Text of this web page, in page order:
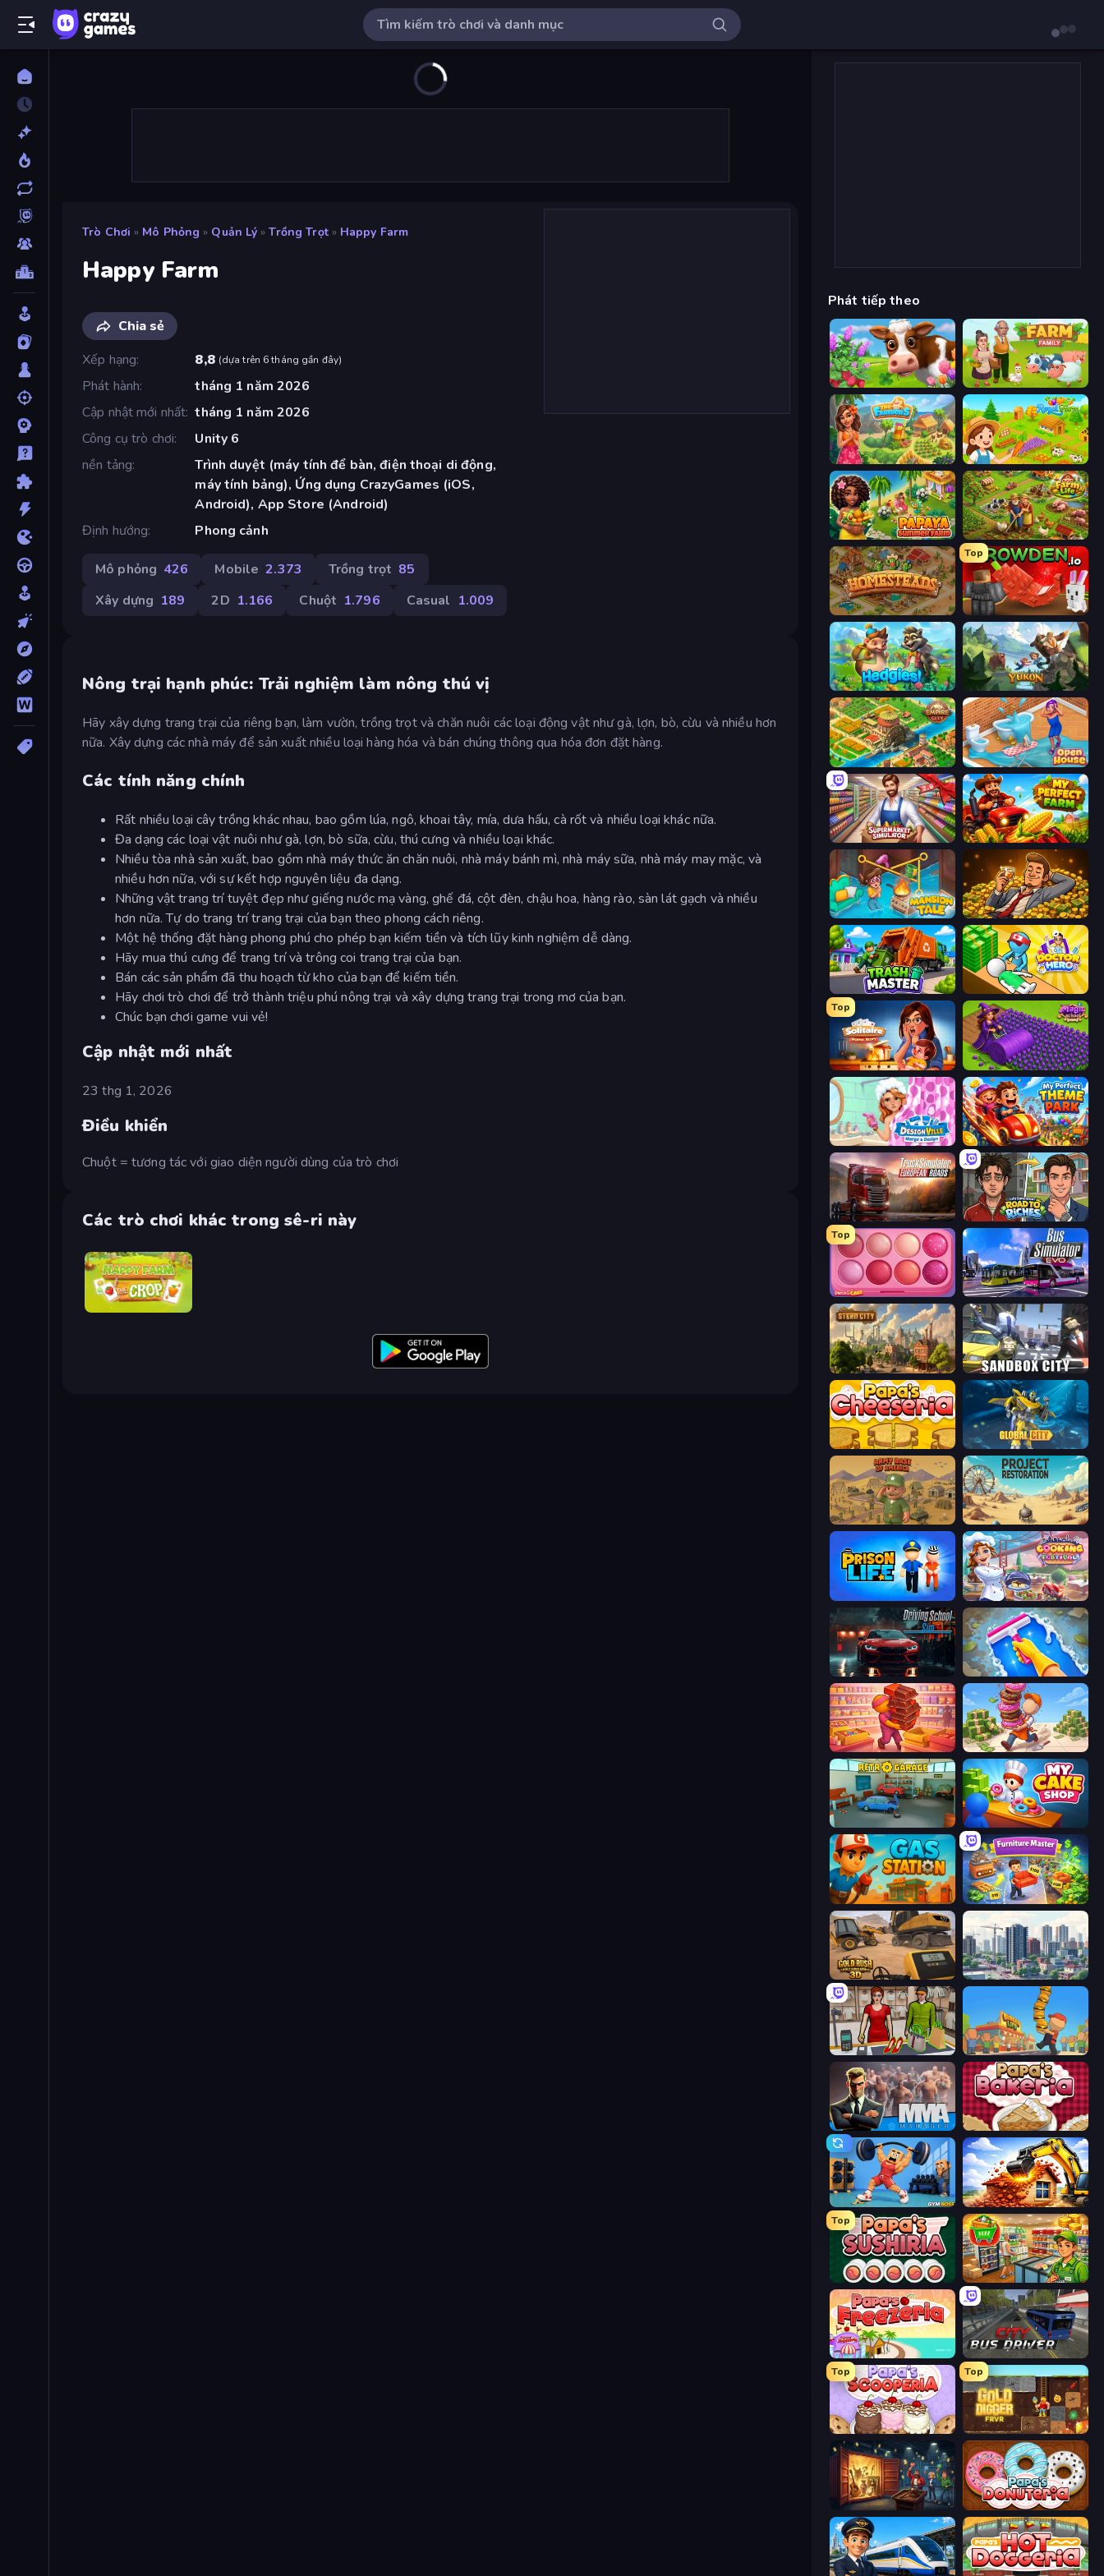
Trò Chơi » Mô Phỏng » Quản Lý » Trồng Trọt » Happy Farm
Happy Farm
Chia sẻ
Xếp hạng
8,8 (dựa trên 6 tháng gần đây)
Phát hành
tháng 1 năm 2026
Cập nhật mới nhất tháng 1 năm 2026
Công cụ trò chơi
Unity 6
nền tảng
Trình duyệt (máy tính để bàn, điện thoại di động,
máy tính bảng), Ứng dụng CrazyGames (iOS,
Android), App Store (Android)
Định hướng
Phong cảnh
Mô phỏng 426 Mobile 2.373 Trồng trọt 85
Xây dựng 189 2D 1.166 Chuột 1.796 Casual 1.009
Nông trại hạnh phúc: Trải nghiệm làm nông thú vị
Hãy xây dựng trang trại của riêng bạn, làm vườn, trồng trọt và chăn nuôi các loại động vật như gà, lợn, bò, cừu và nhiều hơn
nữa. Xây dựng các nhà máy để sản xuất nhiều loại hàng hóa và bán chúng thông qua hóa đơn đặt hàng.
Các tính năng chính
Rất nhiều loại cây trồng khác nhau, bao gồm lúa, ngô, khoai tây, mía, dưa hấu, cà rốt và nhiều loại khác nữa.
Đa dạng các loại vật nuôi như gà, lợn, bò sữa, cừu, thú cưng và nhiều loại khác.
Nhiều tòa nhà sản xuất, bao gồm nhà máy thức ăn chăn nuôi, nhà máy bánh mì, nhà máy sữa, nhà máy may mặc, và
nhiều hơn nữa, với sự kết hợp nguyên liệu đa dạng.
Những vật trang trí tuyệt đẹp như giếng nước mạ vàng, ghế đá, cột đèn, chậu hoa, hàng rào, sàn lát gạch và nhiều
hơn nữa. Tự do trang trí trang trại của bạn theo phong cách riêng.
Một hệ thống đặt hàng phong phú cho phép bạn kiếm tiền và tích lũy kinh nghiệm dễ dàng.
Hãy mua thú cưng để trang trí và trông coi trang trại của bạn.
Bán các sản phẩm đã thu hoạch từ kho của bạn để kiếm tiền.
Hãy chơi trò chơi để trở thành triệu phú nông trại và xây dựng trang trại trong mơ của bạn.
Chúc bạn chơi game vui vẻ!
Cập nhật mới nhất
23 thg 1, 2026
Điều khiển
Chuột = tương tác với giao diện người dùng của trò chơi
Các trò chơi khác trong sê-ri này
Phát tiếp theo
Country Life Meadows Farm Family
The Farmers Royal Farm
Papaya Summer Farm Farm Life
Homesteads: Dream Farm
Top
Grow A Garden | Growden.io
Hedgies Yukon: Family Adventure
Empire City Open House
Supermarket Simulator: Store Manager My Perfect Farm
Mansion Tale: Merge Secrets Idle Billionaire Tycoon
Trash Master Doctor Hero
Top
Solitaire Home Story Magic School
Designville: Merge & Design My Perfect Theme Park
Truck Simulator: European Roads Life Simulator: Road to Riches
Top
Piece of Cake: Merge and Bake Bus Simulator: EVO
Steam City Sandbox City
Papa's Cheeseria Global City
Army Base Of America Project Restoration
Prison Life Cooking Festival
Driving School Simulator Hotel Rush: Merge Story
Candy Packing Store Donut Place
My Cake Shop
Gas Station Furniture Master: Idle Tycoon
Gold Rush: Gold Simulator 3D SuperCity 3D
Shop Master 3D Burger Life
MMA Manager 2 Papa's Bakeria
Gym Boss City Constructor
Top
Papa's Sushiria Supermarket Simulator: Desert
Papa's Freezeria City Bus Driver
Top
Papa's Scooperia
Top
Gold Digger FRVR
Container Auction Papa's Donuteria